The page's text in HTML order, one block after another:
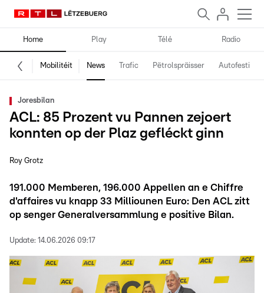
Home Play Télé Radio
Mobilitéit News Trafic Pëtrolspräisser Autofestival
Joresbilan
ACL: 85 Prozent vu Pannen zejoert
konnten op der Plaz gefléckt ginn
Roy Grotz
191.000 Memberen, 196.000 Appellen an e Chiffre
d'affaires vu knapp 33 Milliounen Euro: Den ACL zitt
op senger Generalversammlung e positive Bilan.
Update: 14.06.2026 09:17